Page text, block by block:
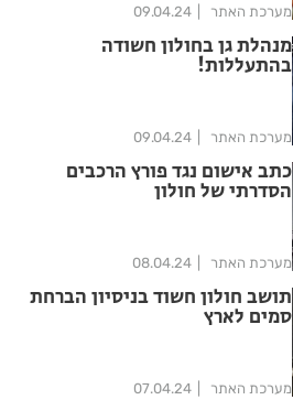
מערכת האתר 09.04.24
מנהלת גן בחולון חשודה
בהתעללות!
מערכת האתר 09.04.24
כתב אישום נגד פורץ הרכבים
הסדרתי של חולון
מערכת האתר 08.04.24
תושב חולון חשוד בניסיון הברחת
סמים לארץ
מערכת האתר 07.04.24